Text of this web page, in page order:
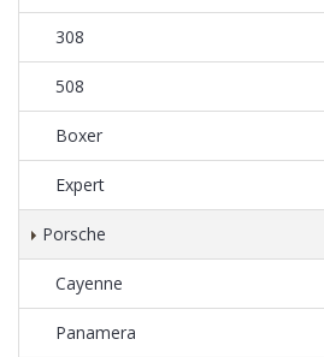
308
508
Boxer
Expert
Porsche
Cayenne
Panamera